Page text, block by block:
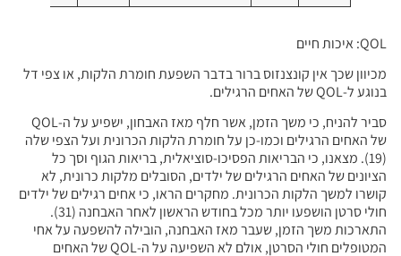
QOL: איכות חיים
מכיוון שכך אין קונצנזוס ברור בדבר השפעת חומרת הלקות, או צפי דל
בנוגע ל-QOL של האחים הרגילים.
סביר להניח, כי משך הזמן, אשר חלף מאז האבחון, ישפיע על ה-QOL
של האחים הרגילים וכמו-כן על חומרת הלקות הכרונית ועל הצפי שלה
(19). מצאנו, כי הבריאות הפסיכו-סוציאלית, בריאות הגוף וסך כל
הציונים של האחים הרגילים של ילדים, הסובלים מלקות כרונית, לא
קושרו למשך הלקות הכרונית. מחקרים הראו, כי אחים רגילים של ילדים
חולי סרטן הושפעו יותר מכל בחודש הראשון לאחר האבחנה (31).
התארכות משך הזמן, שעבר מאז האבחנה, הובילה להשפעה על אחי
המטופלים חולי הסרטן, אולם לא השפיעה על ה-QOL של האחים